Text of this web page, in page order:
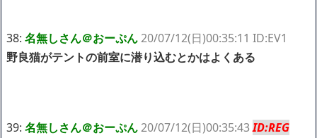
38: 名無しさん＠おーぷん20/07/12(日)00:35:11 ID:EV1
野良猫がテントの前室に潜り込むとかはよくある
39: 名無しさん＠おーぷん20/07/12(日)00:35:43ID:REG